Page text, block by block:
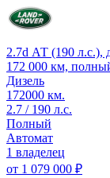
2.7d АТ (190 л.с.),
172 000 км,
Дизель
172000 км.
2.7 / 190 л.с.
Полный
Автомат
1 владелец
от 1 079 000 ₽